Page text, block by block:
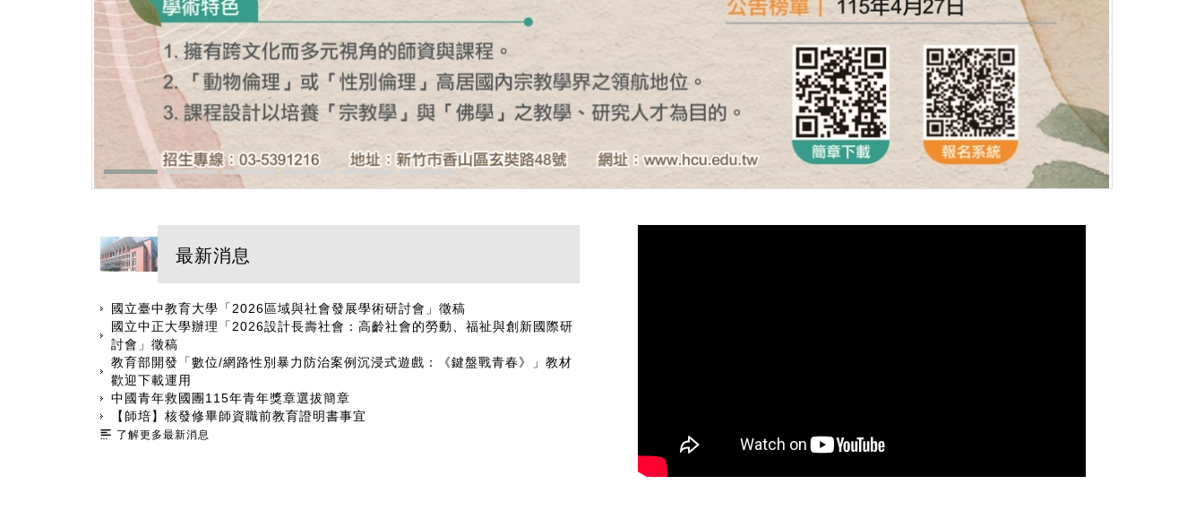
最新消息
國立臺中教育大學「2026區域與社會發展學術研討會」徵稿
國立中正大學辦理「2026設計長壽社會：高齡社會的勞動、福祉與創新國際研
討會」徵稿
教育部開發「數位/網路性別暴力防治案例沉浸式遊戲：《鍵盤戰青春》」教材
歡迎下載運用
中國青年救國團115年青年獎章選拔簡章
【師培】核發修畢師資職前教育證明書事宜
了解更多最新消息